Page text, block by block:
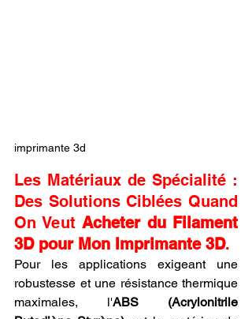
imprimante 3d
Les Matériaux de Spécialité :
Des Solutions Ciblées Quand
On Veut Acheter du Filament
3D pour Mon Imprimante 3D.
Pour les applications exigeant une
robustesse et une résistance thermique
maximales, l'ABS (Acrylonitrile